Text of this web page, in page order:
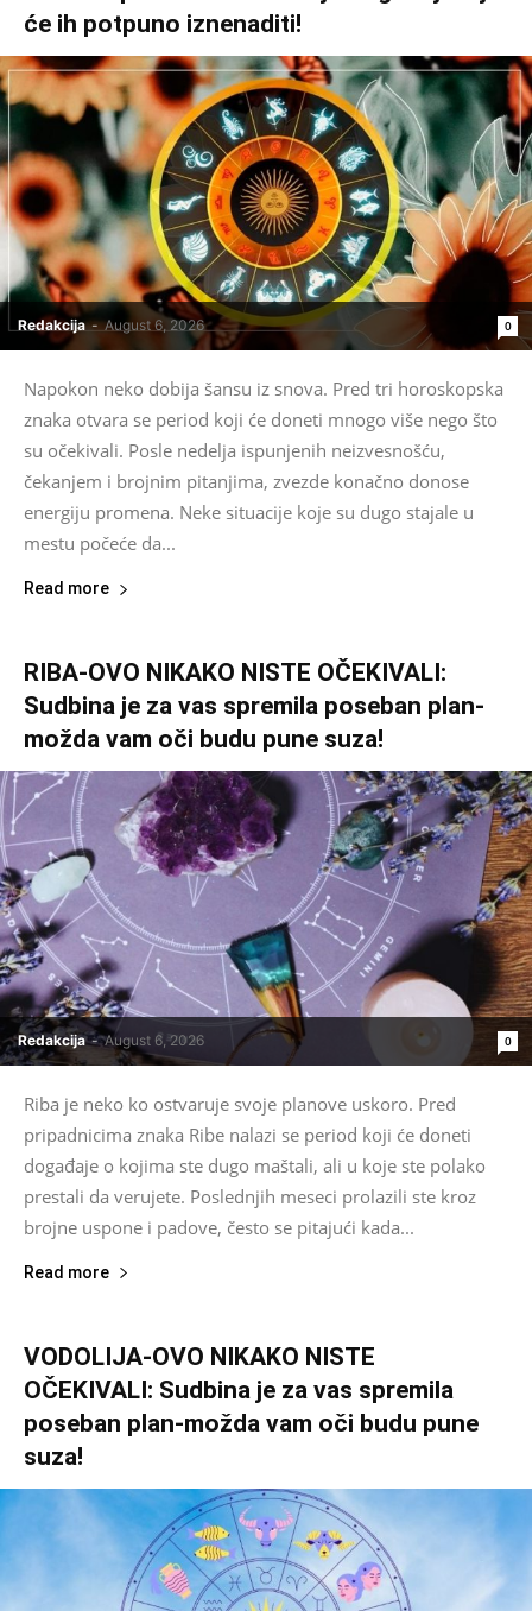
će ih potpuno iznenaditi!
Redakcija - August 6, 2026 0
Napokon neko dobija šansu iz snova. Pred tri horoskopska
znaka otvara se period koji će doneti mnogo više nego što
su očekivali. Posle nedelja ispunjenih neizvesnošću,
čekanjem i brojnim pitanjima, zvezde konačno donose
energiju promena. Neke situacije koje su dugo stajale u
mestu počeće da...
Read more
RIBA-OVO NIKAKO NISTE OČEKIVALI:
Sudbina je za vas spremila poseban plan-
možda vam oči budu pune suza!
Redakcija - August 6, 2026 0
Riba je neko ko ostvaruje svoje planove uskoro. Pred
pripadnicima znaka Ribe nalazi se period koji će doneti
događaje o kojima ste dugo maštali, ali u koje ste polako
prestali da verujete. Poslednjih meseci prolazili ste kroz
brojne uspone i padove, često se pitajući kada...
Read more
VODOLIJA-OVO NIKAKO NISTE
OČEKIVALI: Sudbina je za vas spremila
poseban plan-možda vam oči budu pune
suza!